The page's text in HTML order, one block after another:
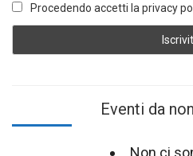
Procedendo accetti la privacy
Eventi da
Non ci